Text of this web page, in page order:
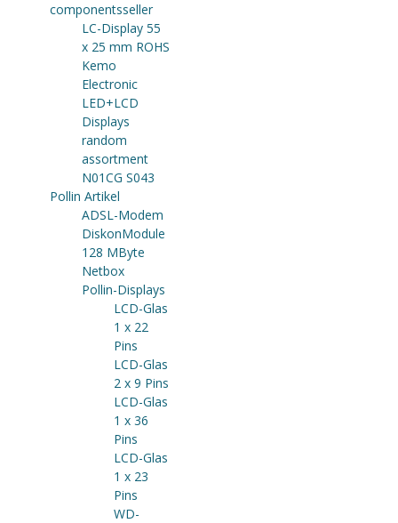
componentsseller
LC-Display 55
x 25 mm ROHS
Kemo
Electronic
LED+LCD
Displays
random
assortment
N01CG S043
Pollin Artikel
ADSL-Modem
DiskonModule
128 MByte
Netbox
Pollin-Displays
LCD-Glas
1 x 22
Pins
LCD-Glas
2 x 9 Pins
LCD-Glas
1 x 36
Pins
LCD-Glas
1 x 23
Pins
WD-